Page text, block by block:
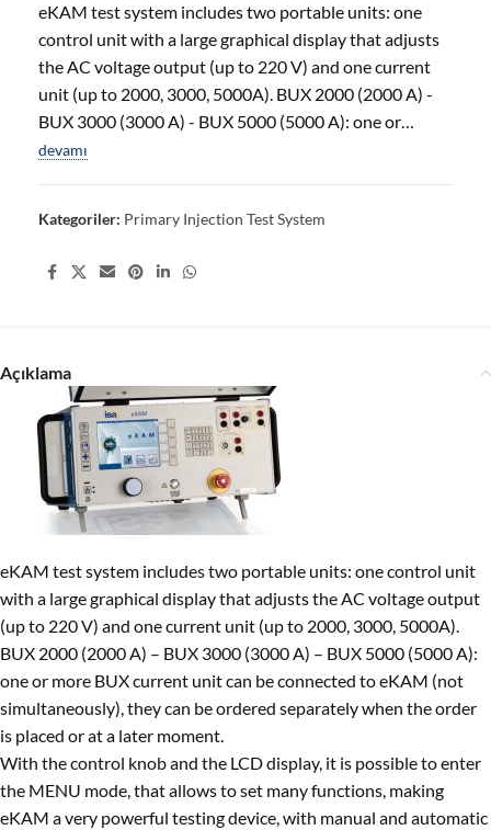
eKAM test system includes two portable units: one
control unit with a large graphical display that adjusts
the AC voltage output (up to 220 V) and one current
unit (up to 2000, 3000, 5000A). BUX 2000 (2000 A) -
BUX 3000 (3000 A) - BUX 5000 (5000 A): one or…
devamı
Kategoriler: Primary Injection Test System
Share:
Açıklama
eKAM test system includes two portable units: one control unit
with a large graphical display that adjusts the AC voltage output
(up to 220 V) and one current unit (up to 2000, 3000, 5000A).
BUX 2000 (2000 A) – BUX 3000 (3000 A) – BUX 5000 (5000 A):
one or more BUX current unit can be connected to eKAM (not
simultaneously), they can be ordered separately when the order
is placed or at a later moment.
With the control knob and the LCD display, it is possible to enter
the MENU mode, that allows to set many functions, making
eKAM a very powerful testing device, with manual and automatic